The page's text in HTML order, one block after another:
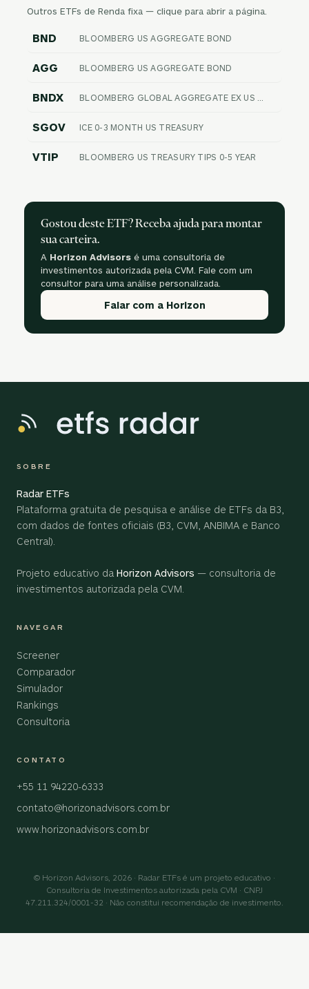
Outros ETFs de Renda fixa — clique para abrir a página.
BND BLOOMBERG US AGGREGATE BOND
AGG BLOOMBERG US AGGREGATE BOND
BNDX
SGOV ICE 0-3 MONTH US TREASURY
VTIP BLOOMBERG US TREASURY TIPS 0-5 YEAR
Gostou deste ETF? Receba ajuda para montar
sua carteira.
A Horizon Advisors é uma consultoria de
investimentos autorizada pela CVM. Fale com um
consultor para uma análise personalizada.
Falar com a Horizon
SOBRE
Radar ETFs
Plataforma gratuita de pesquisa e análise de ETFs da B3,
com dados de fontes oficiais (B3, CVM, ANBIMA e Banco
Central).
Projeto educativo da Horizon Advisors — consultoria de
investimentos autorizada pela CVM.
NAVEGAR
Screener
Comparador
Simulador
Rankings
Consultoria
CONTATO
+55 11 94220-6333
contato@horizonadvisors.com.br
www.horizonadvisors.com.br
© Horizon Advisors, 2026 · Radar ETFs é um projeto educativo ·
Consultoria de Investimentos autorizada pela CVM · CNPJ
47.211.324/0001-32 · Não constitui recomendação de investimento.